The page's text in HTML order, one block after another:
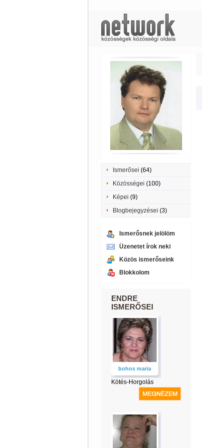
Ismerősei (64)
Közösségei (100)
Képei (9)
Blogbejegyzései (3)
Ismerősnek jelölöm
Üzenetet írok neki
Közös ismerőseink
Blokkolom
ENDRE
ISMERŐSEI
bohos maria
Kötés-Horgolás